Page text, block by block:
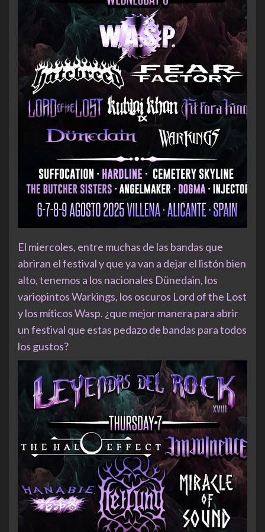
El miercoles, entre muchas de las bandas que
abriran el festival y que ya van a dejar el listón bien
alto, tenemos a los nacionales Dünedain, los
variopintos Warkings, los oscuros Lord of the Lost
y los míticos Wasp. ¿que mejor manera para abrir
un festival que estas pedazo de bandas para todos
los gustos?